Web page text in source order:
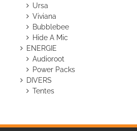
Ursa
Viviana
Bubblebee
Hide A Mic
ENERGIE
Audioroot
Power Packs
DIVERS
Tentes